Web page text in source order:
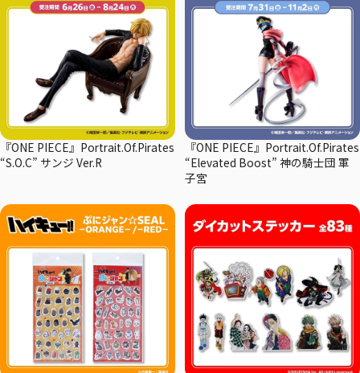
『ONE PIECE』Portrait.Of.Pirates
“S.O.C” サンジ Ver.R
『ONE PIECE』Portrait.Of.Pirates
“Elevated Boost” 神の騎士団 軍
子宮